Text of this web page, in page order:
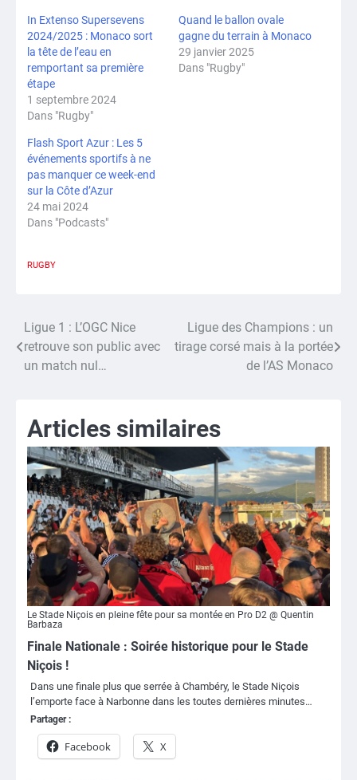
In Extenso Supersevens
2024/2025 : Monaco sort
la tête de l’eau en
remportant sa première
étape
1 septembre 2024
Dans "Rugby"
Quand le ballon ovale
gagne du terrain à Monaco
29 janvier 2025
Dans "Rugby"
Flash Sport Azur : Les 5
événements sportifs à ne
pas manquer ce week-end
sur la Côte d’Azur
24 mai 2024
Dans "Podcasts"
RUGBY
Navigation
de
Ligue 1 : L’OGC Nice
retrouve son public avec
un match nul…
Ligue des Champions : un
tirage corsé mais à la portée
de l’AS Monaco
Articles similaires
Le Stade Niçois en pleine fête pour sa montée en Pro D2 @ Quentin
Barbaza
Finale Nationale : Soirée historique pour le Stade
Niçois !
Dans une finale plus que serrée à Chambéry, le Stade Niçois
l’emporte face à Narbonne dans les toutes dernières minutes…
Partager :
Facebook X